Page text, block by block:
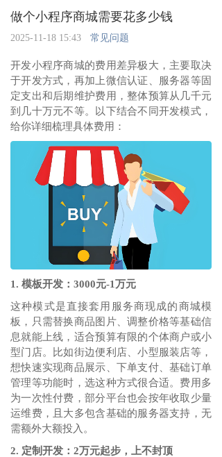
做个小程序商城需要花多少钱
2025-11-18 15:43 常见问题
开发小程序商城的费用差异极大，主要取决
于开发方式，再加上微信认证、服务器等固
定支出和后期维护费用，整体预算从几千元
到几十万元不等。以下结合不同开发模式，
给你详细梳理具体费用：
1. 模板开发：3000元-1万元
这种模式是直接套用服务商现成的商城模
板，只需替换商品图片、调整价格等基础信
息就能上线，适合预算有限的个体商户或小
型门店。比如街边便利店、小型服装店等，
想快速实现商品展示、下单支付、基础订单
管理等功能时，选这种方式很合适。费用多
为一次性付费，部分平台也会按年收取少量
运维费，且大多包含基础的服务器支持，无
需额外大额投入。
2. 定制开发：2万元起步，上不封顶